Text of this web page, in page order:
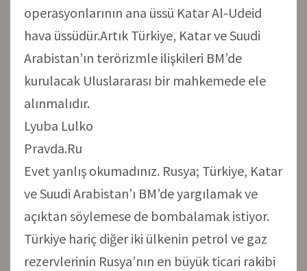
operasyonlarının ana üssü Katar Al-Udeid
hava üssüdür.Artık Türkiye, Katar ve Suudi
Arabistan’ın terörizmle ilişkileri BM’de
kurulacak Uluslararası bir mahkemede ele
alınmalıdır.
Lyuba Lulko
Pravda.Ru
Evet yanlış okumadınız. Rusya; Türkiye, Katar
ve Suudi Arabistan’ı BM’de yargılamak ve
açıktan söylemese de bombalamak istiyor.
Türkiye hariç diğer iki ülkenin petrol ve gaz
rezervlerinin Rusya’nın en büyük ticari rakibi